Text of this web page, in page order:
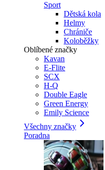
Sport
Dětská kola
Helmy
Chrániče
Koloběžky
Oblíbené značky
Kavan
E-Flite
SCX
H-Q
Double Eagle
Green Energy
Emily Science
Všechny značky
Poradna